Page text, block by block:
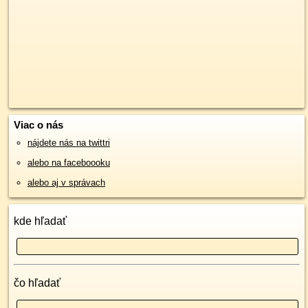
Viac o nás
nájdete nás na twittri
alebo na faceboooku
alebo aj v správach
kde hľadať
čo hľadať